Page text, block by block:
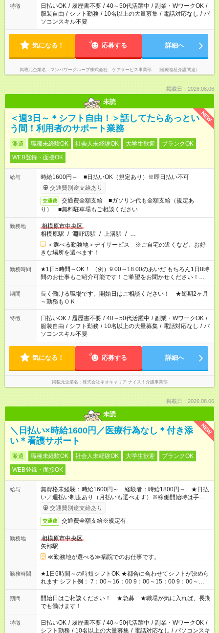
特徴 日払いOK / 履歴書不要 / 40～50代活躍中 / 副業・WワークOK /
服装自由 / シフト勤務 / 10名以上の大量募集 / 電話対応なし / パ
ソコンスキル不要
気になる！ 応募する 詳細へ
掲載元企業名 マンパワーグループ株式会社 ケアサービス事業部 （医療福祉介護関連）
掲載日：2026.08.06
未読
NEW
＜週3日～＊シフト自由！＞話してたらあっとい
う間！利用者のサポート業務
派遣 職種未経験OK 社会人未経験OK 大学生歓迎
ブランクOK
WEB登録・面接OK
給与
時給1600円～ ■日払いOK（規定あり）※即日払い不可
交通費別途支給あり
交通費
交通費全額支給 ■ガソリン代も全額支給（規定あ
り） ■無料駐車場もご相談ください
勤務地
相模原市中央区
相模原駅 / 淵野辺駅 / 上溝駅 / …
＜選べる勤務地＞デイサービス ※ご自宅の近くなど、お好
きな場所を選べます！
勤務時間
★1日5時間～OK！ （例）9:00～18:00のあいだ もちろん1日8時
間のお仕事もご紹介可能です！ご希望をお聞かせください！★家
庭の都合でお休みが必要な場合も遠慮なくご相談ください。 ※
週最低15時間以上の勤務が必要です
期間
長く働ける職場です。開始日はご相談ください！ ★短期2ヶ月
～勤務もＯＫ
特徴 日払いOK / 履歴書不要 / 40～50代活躍中 / 副業・WワークOK /
服装自由 / シフト勤務 / 10名以上の大量募集 / 電話対応なし / パ
ソコンスキル不要
気になる！ 応募する 詳細へ
掲載元企業名 株式会社ネオキャリア ナイス！介護事業部
掲載日：2026.08.06
未読
NEW
＼日払い×時給1600円／医療行為なし＊付き添
い＊看護サポート
派遣 職種未経験OK 社会人未経験OK 大学生歓迎
ブランクOK
WEB登録・面接OK
給与
無資格未経験：時給1600円～ 経験者：時給1800円～ ★日払
い／週払い制度あり（月払いも選べます）※稼働開始時は手続き
完了次第のお支払いとなります。
交通費別途支給あり
交通費 交通費全額支給※規定有
勤務地
相模原市中央区
矢部駅
≪勤務地が選べる≫病院でのお仕事です。
勤務時間
★1日6時間～の時短シフトOK ★都合に合わせてシフトが決めら
れます シフト例： 7：00～16：00 9：00～15：00 9：00～
18：00 11：00～20：00 など ※Wワークの場合、他のお仕事と
合わせ週40時間超の就業はご案内できません ※法令に基づき、
週20時間以上勤務は社会保険への加入対象となります ※労働者
派遣法（日雇い派遣の原則禁止）により、短時間・短期間の就
業はご案内が難しい場合があります
期間
開始日はご相談ください！ ★急募 ★職場が気に入れば、長期
でも働けます！
特徴 日払いOK / 履歴書不要 / 40～50代活躍中 / 副業・WワークOK /
シフト勤務 / 10名以上の大量募集 / 電話対応なし / パソコンスキ